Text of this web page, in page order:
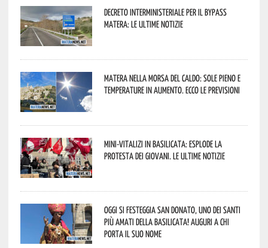
Decreto interministeriale per il Bypass
Matera: le ultime notizie
Matera nella morsa del caldo: sole pieno e
temperature in aumento. Ecco le previsioni
Mini-vitalizi in Basilicata: esplode la
protesta dei giovani. Le ultime notizie
Oggi si festeggia San Donato, uno dei Santi
più amati della Basilicata! Auguri a chi
porta il suo nome